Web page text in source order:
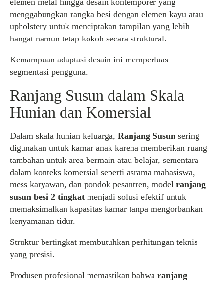
elemen metal hingga desain kontemporer yang
menggabungkan rangka besi dengan elemen kayu atau
upholstery untuk menciptakan tampilan yang lebih
hangat namun tetap kokoh secara struktural.
Kemampuan adaptasi desain ini memperluas
segmentasi pengguna.
Ranjang Susun dalam Skala
Hunian dan Komersial
Dalam skala hunian keluarga, Ranjang Susun sering
digunakan untuk kamar anak karena memberikan ruang
tambahan untuk area bermain atau belajar, sementara
dalam konteks komersial seperti asrama mahasiswa,
mess karyawan, dan pondok pesantren, model ranjang
susun besi 2 tingkat menjadi solusi efektif untuk
memaksimalkan kapasitas kamar tanpa mengorbankan
kenyamanan tidur.
Struktur bertingkat membutuhkan perhitungan teknis
yang presisi.
Produsen profesional memastikan bahwa ranjang